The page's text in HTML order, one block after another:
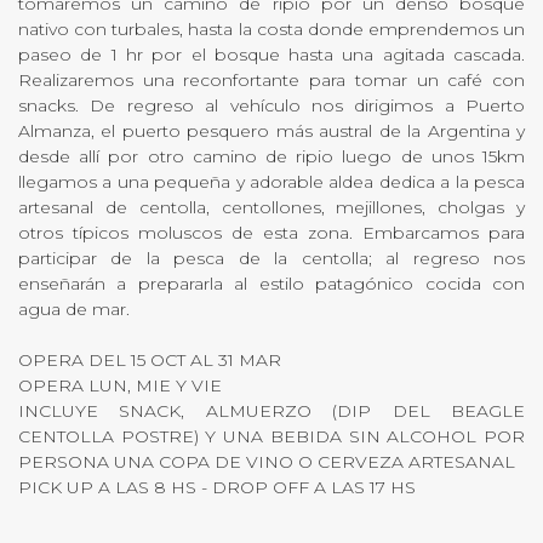
nativo con turbales, hasta la costa donde emprendemos un
paseo de 1 hr por el bosque hasta una agitada cascada.
Realizaremos una reconfortante para tomar un café con
snacks. De regreso al vehículo nos dirigimos a Puerto
Almanza, el puerto pesquero más austral de la Argentina y
desde allí por otro camino de ripio luego de unos 15km
llegamos a una pequeña y adorable aldea dedica a la pesca
artesanal de centolla, centollones, mejillones, cholgas y
otros típicos moluscos de esta zona. Embarcamos para
participar de la pesca de la centolla; al regreso nos
enseñarán a prepararla al estilo patagónico cocida con
agua de mar.
OPERA DEL 15 OCT AL 31 MAR
OPERA LUN, MIE Y VIE
INCLUYE SNACK, ALMUERZO (DIP DEL BEAGLE
CENTOLLA POSTRE) Y UNA BEBIDA SIN ALCOHOL POR
PERSONA UNA COPA DE VINO O CERVEZA ARTESANAL
PICK UP A LAS 8 HS - DROP OFF A LAS 17 HS